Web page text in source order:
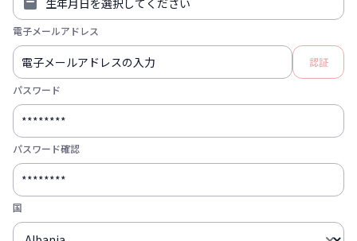
電子メールアドレス
認証
パスワード
パスワード確認
国